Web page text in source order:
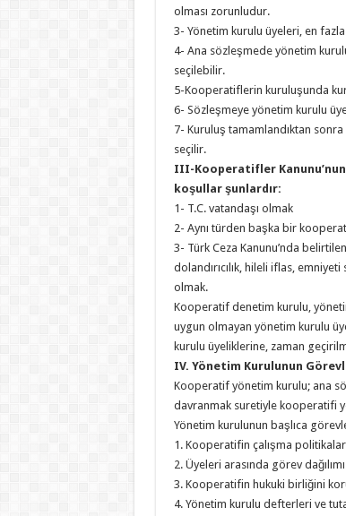
olması zorunludur.
3- Yönetim kurulu üyeleri, en
4- Ana sözleşmede yönetim
seçilebilir.
5-Kooperatiflerin kuruluşunda
6- Sözleşmeye yönetim kurulu
7- Kuruluş tamamlandıktan
seçilir.
III-Kooperatifler
koşullar şunlardır:
1- T.C. vatandaşı olmak
2- Aynı türden başka bir
3- Türk Ceza Kanunu’nda
dolandırıcılık, hileli iflas,
olmak.
Kooperatif denetim kurulu,
uygun olmayan yönetim kurulu
kurulu üyeliklerine, zaman
IV. Yönetim Kurulunun
Kooperatif yönetim kurulu; ana
davranmak suretiyle kooperatifi
Yönetim kurulunun başlıca
1. Kooperatifin çalışma
2. Üyeleri arasında görev
3. Kooperatifin hukuki birliğini
4. Yönetim kurulu defterleri ve